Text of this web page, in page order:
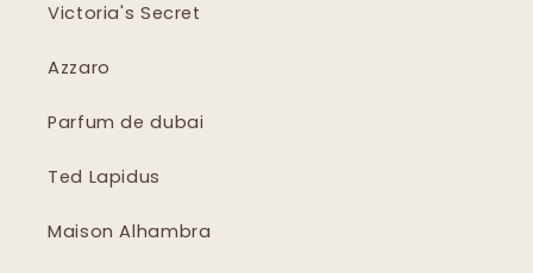
Victoria's Secret
Azzaro
Parfum de dubai
Ted Lapidus
Maison Alhambra